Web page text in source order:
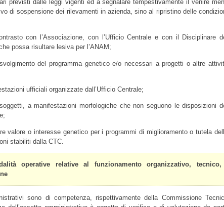
dalle leggi vigenti ed a segnalare tempestivamente il venire
di sospensione dei rilevamenti in azienda, sino al ripristino delle
con l’Associazione, con l’Ufficio Centrale e con il Disciplinare
possa risultare lesiva per l’ANAM;
del programma genetico e/o necessari a progetti o altre
ufficiali organizzate dall’Ufficio Centrale;
a manifestazioni morfologiche che non seguono le disposizioni
o interesse genetico per i programmi di miglioramento o tutela
stabiliti dalla CTC.
operative relative al funzionamento organizzativo, tecnico,
sono di competenza, rispettivamente della Commissione